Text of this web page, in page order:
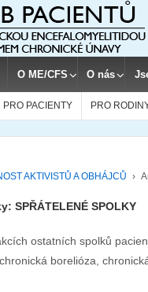
O ME/CFS O nás
PRO PACIENTY PRO
AKTIVISTŮ A OBHÁJCŮ ›
SPŘÁTELENÉ SPOLKY
ostatních spolků
borelióza,